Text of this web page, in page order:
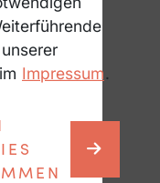
Impressum.